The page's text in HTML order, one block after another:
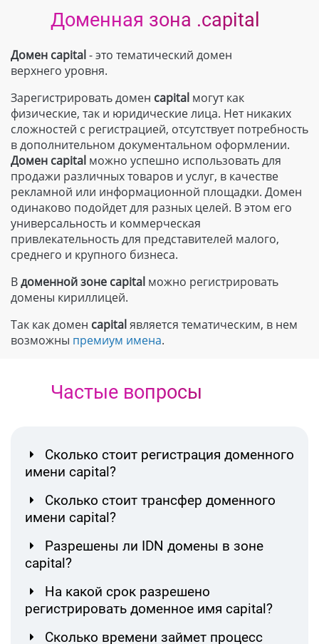
Доменная зона .capital
Домен capital - это тематический домен
верхнего уровня.
Зарегистрировать домен capital могут как
физические, так и юридические лица. Нет никаких
сложностей с регистрацией, отсутствует потребность
в дополнительном документальном оформлении.
Домен capital можно успешно использовать для
продажи различных товаров и услуг, в качестве
рекламной или информационной площадки. Домен
одинаково подойдет для разных целей. В этом его
универсальность и коммерческая
привлекательность для представителей малого,
среднего и крупного бизнеса.
Вдоменной зоне capital можно регистрировать
домены кириллицей.
Так как домен capital является тематическим, в нем
возможны премиум имена.
Частые вопросы
Сколько стоит регистрация доменного
имени capital?
Сколько стоит трансфер доменного
имени capital?
Разрешены ли IDN домены в зоне
capital?
На какой срок разрешено
регистрировать доменное имя capital?
Сколько времени займет процесс